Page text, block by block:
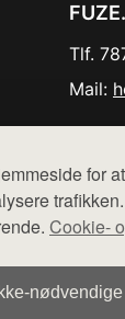
for
Cookie-
Tlf.
Mail:
varer fra